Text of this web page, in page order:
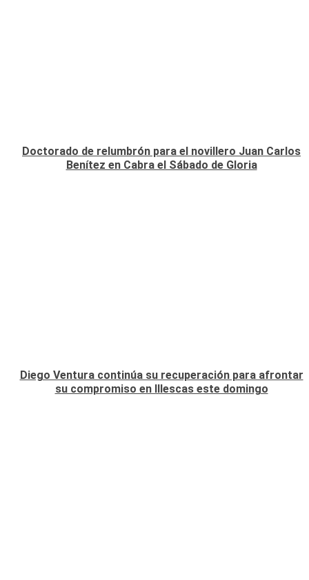
Doctorado de relumbrón para el novillero Juan Carlos
Benítez en Cabra el Sábado de Gloria
Diego Ventura continúa su recuperación para afrontar
su compromiso en Illescas este domingo